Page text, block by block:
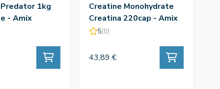
1kg
- Amix
Creatine Monohydrate
Creatina 220cap - Amix
5(0)
43,89 €